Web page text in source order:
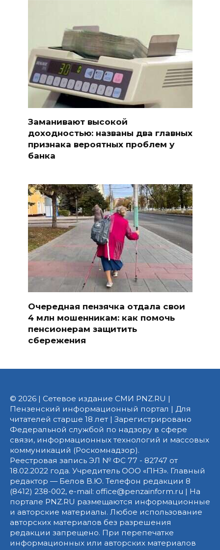
Заманивают высокой
доходностью: названы два главных
признака вероятных проблем у
банка
Очередная пензячка отдала свои
4 млн мошенникам: как помочь
пенсионерам защитить
сбережения
© 2026 | Сетевое издание СМИ PNZ.RU |
Пензенский информационный портал | Для
читателей старше 18 лет | Зарегистрировано
Федеральной службой по надзору в сфере
связи, информационных технологий и массовых
коммуникаций (Роскомнадзор).
Реестровая запись ЭЛ № ФС 77 - 82747 от
18.02.2022 года. Учредитель ООО «ПНЗ». Главный
редактор — Белов В.Ю. Телефон редакции 8
(8412) 238-002, e-mail: office@penzainform.ru | На
портале PNZ.RU размещаются информационные
и авторские материалы. Любое использование
авторских материалов без разрешения
редакции запрещено. При перепечатке
информационных или авторских материалов